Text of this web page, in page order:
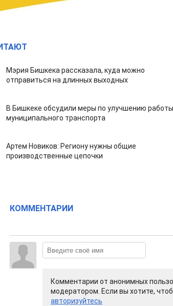
Мэрия Бишкека рассказала, куда можно
отправиться на длинных выходных
В Бишкеке обсудили меры по улучшению работы
муниципального транспорта
Артем Новиков: Региону нужны общие
производственные цепочки
КОММЕНТАРИИ
Комментарии от анонимных
модератором. Если вы хотите,
авторизуйтесь